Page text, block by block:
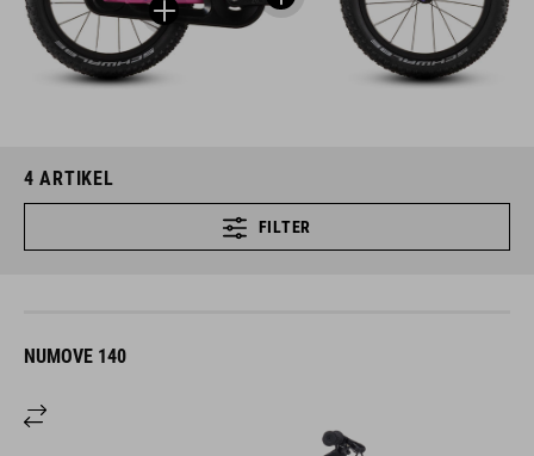
4 ARTIKEL
FILTER
NUMOVE 140